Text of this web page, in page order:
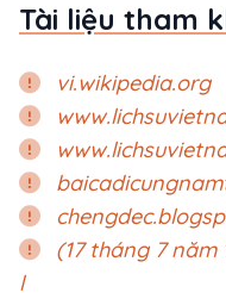
Tài liệu tham
vi.wikipedia.org
(17 tháng 7 năm
l